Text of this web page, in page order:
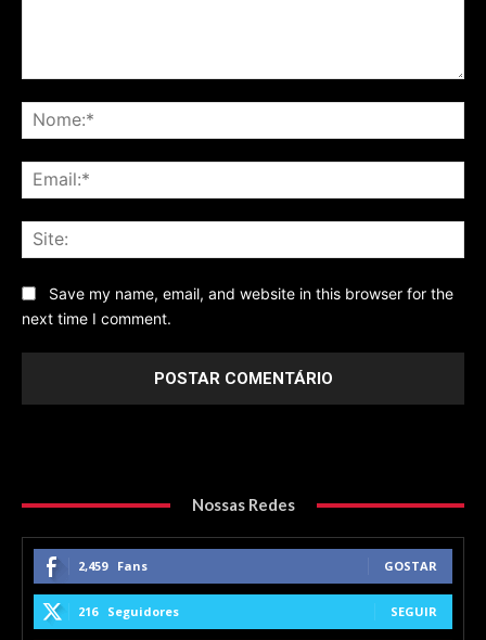
Save my name, email, and website in this browser for the
next time I comment.
Nossas Redes
2,459 Fans GOSTAR
216 Seguidores SEGUIR